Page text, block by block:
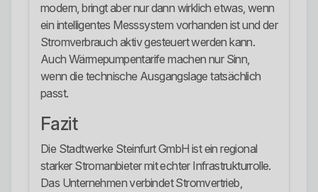
modern, bringt aber nur dann wirklich etwas, wenn
ein intelligentes Messsystem vorhanden ist und der
Stromverbrauch aktiv gesteuert werden kann.
Auch Wärmepumpentarife machen nur Sinn,
wenn die technische Ausgangslage tatsächlich
passt.
Fazit
Die Stadtwerke Steinfurt GmbH ist ein regional
starker Stromanbieter mit echter Infrastrukturrolle.
Das Unternehmen verbindet Stromvertrieb,